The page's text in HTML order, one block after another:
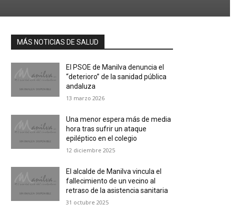
MÁS NOTICIAS DE SALUD
El PSOE de Manilva denuncia el
“deterioro” de la sanidad pública
andaluza
13 marzo 2026
Una menor espera más de media
hora tras sufrir un ataque
epiléptico en el colegio
12 diciembre 2025
El alcalde de Manilva vincula el
fallecimiento de un vecino al
retraso de la asistencia sanitaria
31 octubre 2025